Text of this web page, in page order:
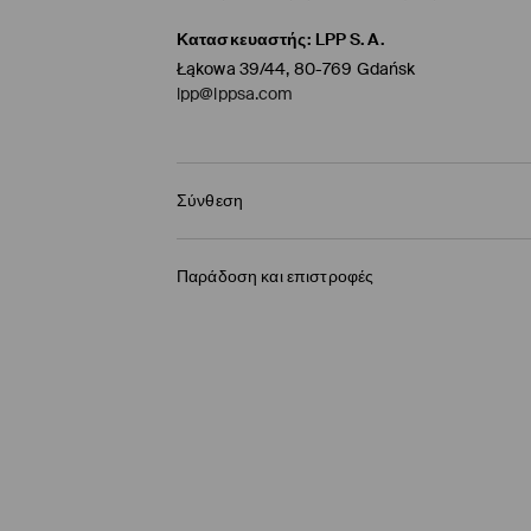
Κατασκευαστής: LPP S.A.
Łąkowa 39/44, 80-769 Gdańsk
lpp@lppsa.com
Σύνθεση
Παράδοση και επιστροφές